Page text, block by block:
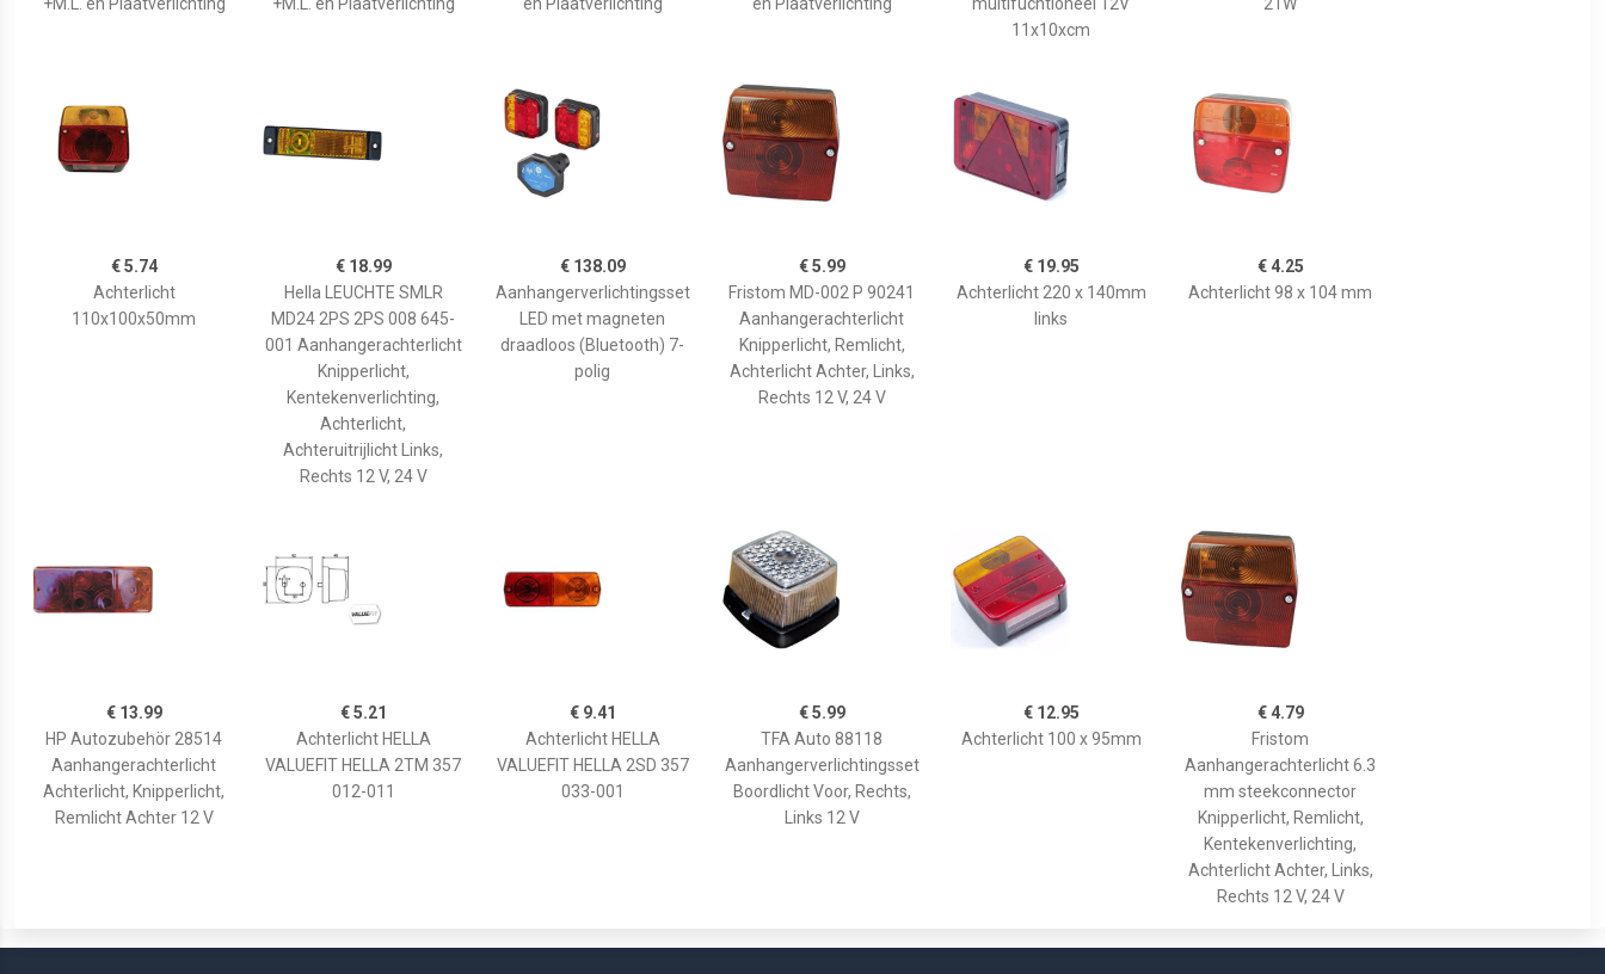
11x10xcm
€ 5.74
Achterlicht
110x100x50mm
€ 18.99
Hella LEUCHTE SMLR
MD24 2PS 2PS 008 645-
001 Aanhangerachterlicht
Knipperlicht,
Kentekenverlichting,
Achterlicht,
Achteruitrijlicht Links,
Rechts 12 V, 24 V
€ 138.09
Aanhangerverlichtingsset
LED met magneten
draadloos (Bluetooth) 7-
polig
€ 5.99
Fristom MD-002 P 90241
Aanhangerachterlicht
Knipperlicht, Remlicht,
Achterlicht Achter, Links,
Rechts 12 V, 24 V
€ 19.95
Achterlicht 220 x 140mm
links
€ 4.25
Achterlicht 98 x 104 mm
€ 13.99
HP Autozubehör 28514
Aanhangerachterlicht
Achterlicht, Knipperlicht,
Remlicht Achter 12 V
€ 5.21
Achterlicht HELLA
VALUEFIT HELLA 2TM 357
012-011
€ 9.41
Achterlicht HELLA
VALUEFIT HELLA 2SD 357
033-001
€ 5.99
TFA Auto 88118
Aanhangerverlichtingsset
Boordlicht Voor, Rechts,
Links 12 V
€ 12.95
Achterlicht 100 x 95mm
€ 4.79
Fristom
Aanhangerachterlicht 6.3
mm steekconnector
Knipperlicht, Remlicht,
Kentekenverlichting,
Achterlicht Achter, Links,
Rechts 12 V, 24 V